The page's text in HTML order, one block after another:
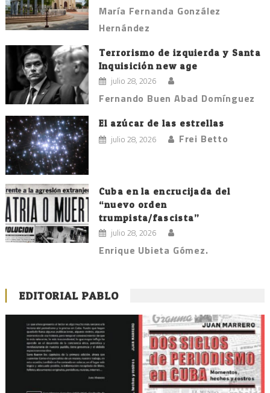
María Fernanda González
Hernández
Terrorismo de izquierda y Santa
Inquisición new age
julio 28, 2026
Fernando Buen Abad Domínguez
El azúcar de las estrellas
julio 28, 2026 Frei Betto
Cuba en la encrucijada del
“nuevo orden
trumpista/fascista”
julio 28, 2026
Enrique Ubieta Gómez.
EDITORIAL PABLO